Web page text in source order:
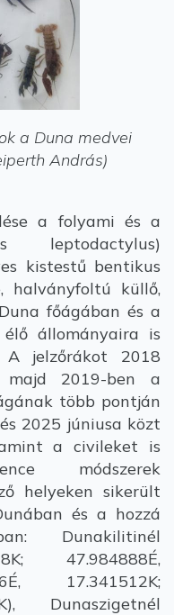
a Duna medvei
András)
a folyami és a
leptodactylus)
kistestű bentikus
halványfoltú küllő,
főágában és a
élő állományaira is
A jelzőrákot 2018
majd 2019-ben a
több pontján
2025 júniusa közt
a civileket is
módszerek
helyeken sikerült
és a hozzá
Dunakilitinél
47.984888É,
17.341512K;
Dunaszigetnél